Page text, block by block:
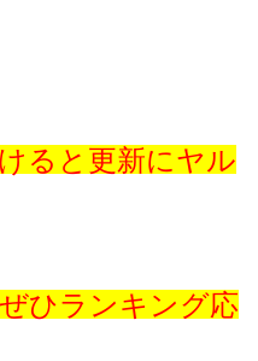
ると更新にヤル
ひランキング応